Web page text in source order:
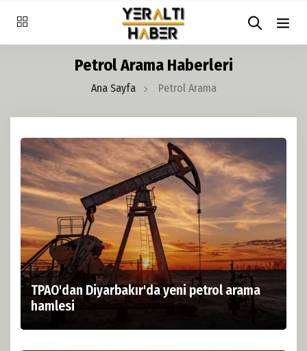
Petrol Arama Haberleri
Ana Sayfa Petrol Arama
TPAO'dan Diyarbakır'da yeni petrol arama
hamlesi